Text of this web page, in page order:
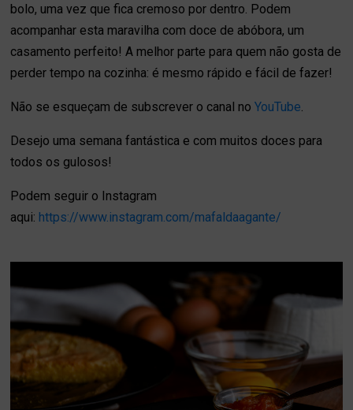
bolo, uma vez que fica cremoso por dentro. Podem
acompanhar esta maravilha com doce de abóbora, um
casamento perfeito! A melhor parte para quem não gosta de
perder tempo na cozinha: é mesmo rápido e fácil de fazer!
Não se esqueçam de subscrever o canal noYouTube.
Desejo uma semana fantástica e com muitos doces para
todos os gulosos!
Podem seguir o Instagram
aqui:https://www.instagram.com/mafaldaagante/